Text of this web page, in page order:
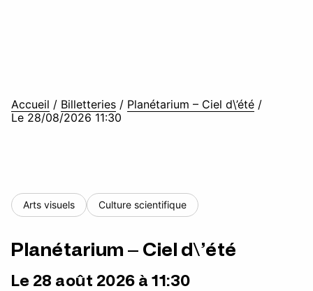
Accueil / Billetteries / Planétarium – Ciel d\’été /
Le 28/08/2026 11:30
Arts visuels Culture scientifique
Planétarium – Ciel d\’été
Le 28 août 2026 à 11:30